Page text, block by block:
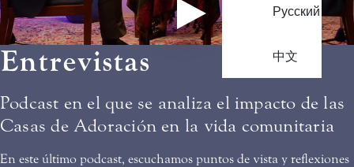
Русский
中文
Entrevistas
Podcast en el que se analiza el impacto de las
Casas de Adoración en la vida comunitaria
En este último podcast, escuchamos puntos de vista y reflexiones